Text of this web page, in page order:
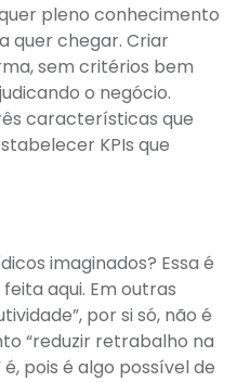
pleno conhecimento
quer chegar. Criar
sem critérios bem
o negócio.
características que
KPIs que
imaginados? Essa é
aqui. Em outras
por si só, não é
“reduzir retrabalho na
pois é algo possível de